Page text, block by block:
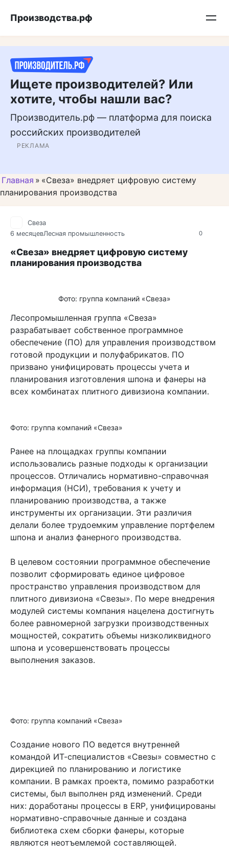
Подписывайтесь на нас в MAX
Производства.рф
Ищете производителей? Или
хотите, чтобы нашли вас?
Производитель.рф — платформа для поиска
российских производителей
РЕКЛАМА
Главная » «Свеза» внедряет цифровую систему
планирования производства
0
Свеза
6 месяцевЛесная промышленность
«Свеза» внедряет цифровую систему
планирования производства
Фото: группа компаний «Свеза»
Лесопромышленная группа «Свеза»
разрабатывает собственное программное
обеспечение (ПО) для управления производством
готовой продукции и полуфабрикатов. ПО
призвано унифицировать процессы учета и
планирования изготовления шпона и фанеры на
всех комбинатах плитного дивизиона компании.
Фото: группа компаний «Свеза»
Ранее на площадках группы компании
использовались разные подходы к организации
процессов. Отличались нормативно-справочная
информация (НСИ), требования к учету и
планированию производства, а также
инструменты их организации. Эти различия
делали более трудоемким управление портфелем
шпона и анализ фанерного производства.
В целевом состоянии программное обеспечение
позволит сформировать единое цифровое
пространство управления производством для
плитного дивизиона «Свезы». По мере внедрения
модулей системы компания нацелена достигнуть
более равномерной загрузки производственных
мощностей, сократить объемы низколиквидного
шпона и усовершенствовать процессы
выполнения заказов.
Фото: группа компаний «Свеза»
Создание нового ПО ведется внутренней
командой ИТ-специалистов «Свезы» совместно с
дирекцией по планированию и логистике
компании. В рамках проекта, помимо разработки
системы, был выполнен ряд изменений. Среди
них: доработаны процессы в ERP, унифицированы
нормативно-справочные данные и создана
библиотека схем сборки фанеры, которые
являются неотъемлемой составляющей.